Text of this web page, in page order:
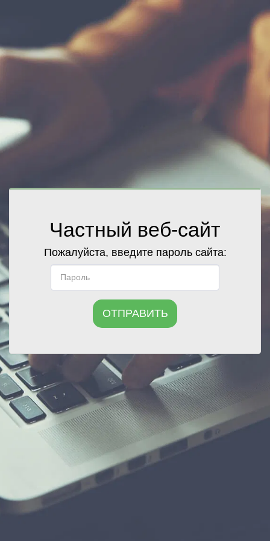
Частный веб-сайт
Пожалуйста, введите пароль сайта:
ОТПРАВИТЬ